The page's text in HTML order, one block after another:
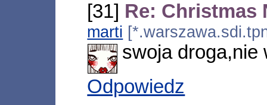
[31] Re: Christmas
marti
swoja droga,nie
Odpowiedz